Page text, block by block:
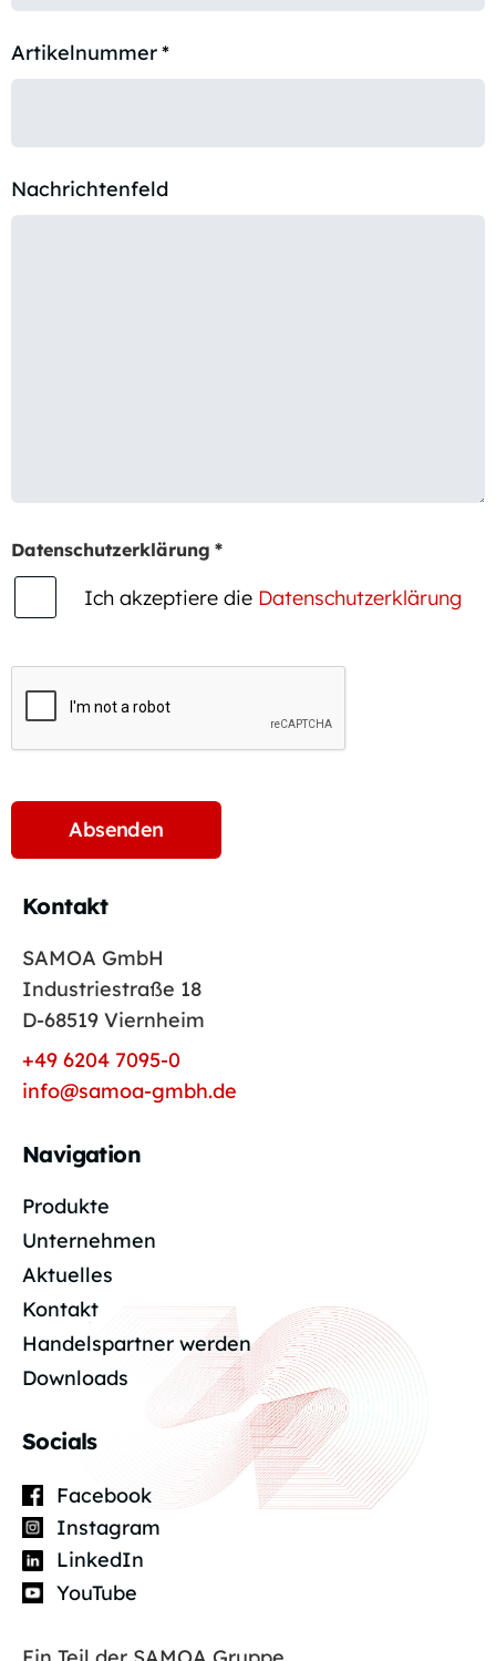
Artikelnummer*
Nachrichtenfeld
Datenschutzerklärung *
Ich akzeptiere die Datenschutzerklärung
Kontakt
SAMOA GmbH
Industriestraße 18
D-68519 Viernheim
+49 6204 7095-0
info@samoa-gmbh.de
Navigation
Produkte
Unternehmen
Aktuelles
Kontakt
Handelspartner werden
Downloads
Socials
Facebook
Instagram
LinkedIn
YouTube